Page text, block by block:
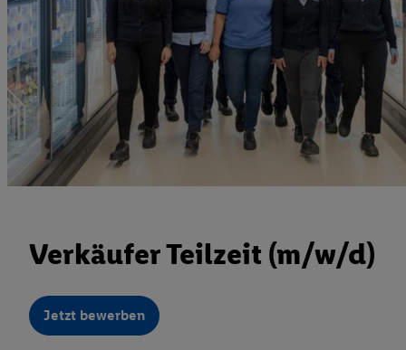
Verkäufer Teilzeit (m/w/d)
Jetzt bewerben